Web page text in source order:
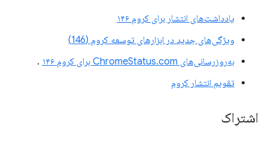
یادداشت‌های انتشار برای کروم ۱۴۶
ویژگی‌های جدید در ابزارهای توسعه کروم (146)
به‌روزرسانی‌های ChromeStatus.com برای کروم ۱۴۶
.
تقویم انتشار کروم
اشتراک